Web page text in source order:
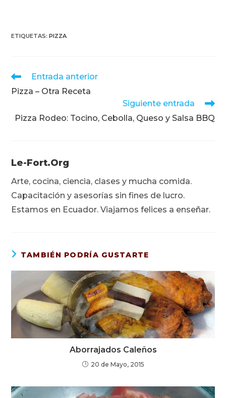
ETIQUETAS:PIZZA
Leer
artículos
Entrada anterior
Pizza – Otra Receta
Siguiente entrada
Pizza Rodeo: Tocino, Cebolla, Queso y Salsa BBQ
Le-Fort.org
Arte, cocina, ciencia, clases y mucha comida.
Capacitación y asesorías sin fines de lucro.
Estamos en Ecuador. Viajamos felices a enseñar.
TAMBIÉN PODRÍA GUSTARTE
Aborrajados Caleños
20 de Mayo, 2015